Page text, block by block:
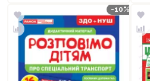
-10%